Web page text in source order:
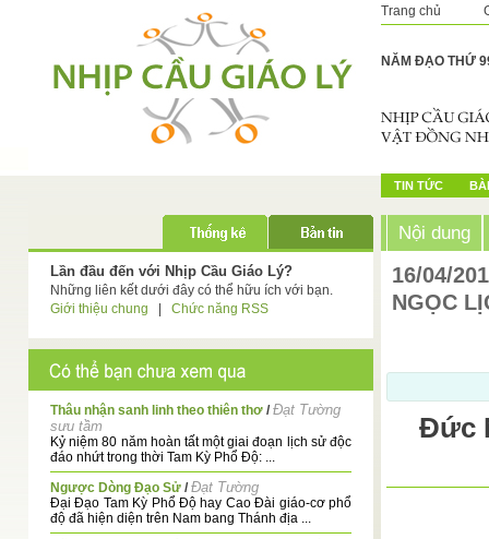
Trang chủ
NĂM ĐẠO THỨ
TIN TỨC
Lần đầu đến với Nhịp Cầu Giáo Lý?
Những liên kết dưới đây có thể hữu ích với bạn.
Giới thiệu chung
Chức năng RSS
Thâu nhận sanh linh theo thiên thơ /Đạt Tường
sưu tầm
Kỷ niệm 80 năm hoàn tất một giai đoạn lịch sử độc
đáo nhứt trong thời Tam Kỳ Phổ Độ: ...
Ngược Dòng Đạo Sử /Đạt Tường
Đại Đạo Tam Kỳ Phổ Độ hay Cao Đài giáo-cơ phổ
độ đã hiện diện trên Nam bang Thánh địa ...
Nội dung
16/04/
NGỌC
Đức